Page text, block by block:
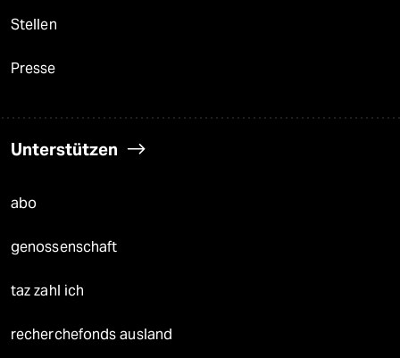
Stellen
Presse
Unterstützen
abo
genossenschaft
taz zahl ich
recherchefonds ausland